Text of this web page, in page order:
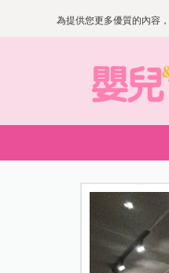
為提供您更多優質的內容